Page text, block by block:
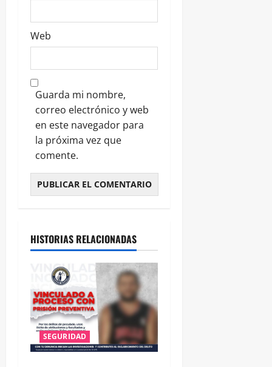
Web
Guarda mi nombre,
correo electrónico y web
en este navegador para
la próxima vez que
comente.
HISTORIAS RELACIONADAS
SEGURIDAD